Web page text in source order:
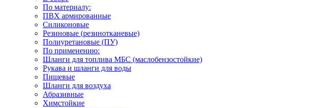
По материалу:
ПВХ армированные
Силиконовые
Резиновые (резинотканевые)
Полиуретановые (ПУ)
По применению:
Шланги для топлива МБС (маслобензостойкие)
Рукава и шланги для воды
Пищевые
Шланги для воздуха
Абразивные
Химстойкие